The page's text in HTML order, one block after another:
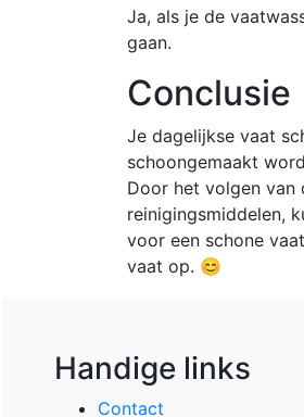
Ja, als je de
gaan.
Conclusie
Je dagelijkse vaat
schoongemaakt
Door het volgen van
reinigingsmiddelen,
voor een schone
vaat op. 😊
Handige links
Contact